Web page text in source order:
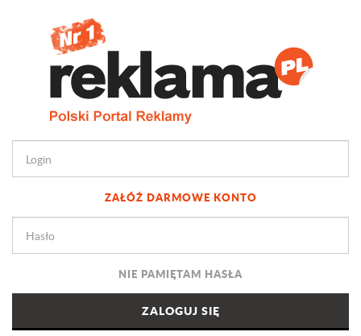
ZAŁÓŻ DARMOWE KONTO
NIE PAMIĘTAM HASŁA